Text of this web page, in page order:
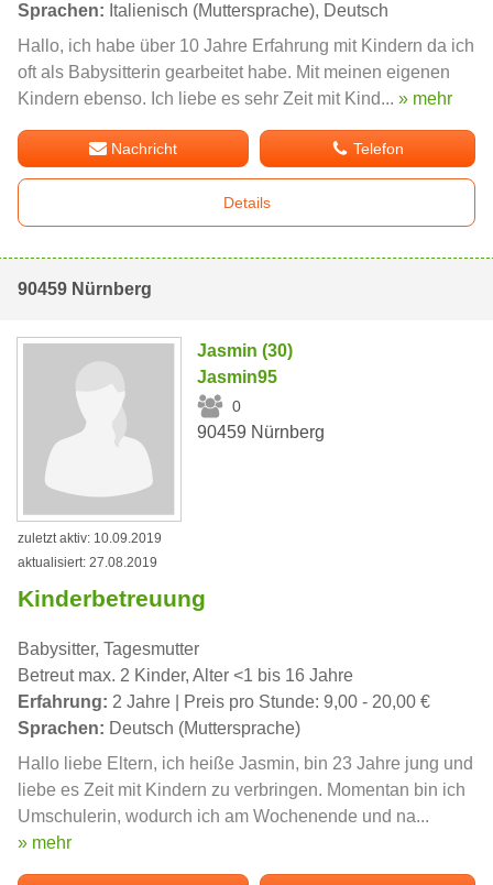
Sprachen: Italienisch (Muttersprache), Deutsch
Hallo, ich habe über 10 Jahre Erfahrung mit Kindern da ich
oft als Babysitterin gearbeitet habe. Mit meinen eigenen
Kindern ebenso. Ich liebe es sehr Zeit mit Kind... » mehr
Nachricht Telefon
Details
90459 Nürnberg
Jasmin (30)
Jasmin95
0
90459 Nürnberg
zuletzt aktiv: 10.09.2019
aktualisiert: 27.08.2019
Kinderbetreuung
Babysitter, Tagesmutter
Betreut max. 2 Kinder, Alter <1 bis 16 Jahre
Erfahrung: 2 Jahre | Preis pro Stunde: 9,00 - 20,00 €
Sprachen: Deutsch (Muttersprache)
Hallo liebe Eltern, ich heiße Jasmin, bin 23 Jahre jung und
liebe es Zeit mit Kindern zu verbringen. Momentan bin ich
Umschulerin, wodurch ich am Wochenende und na...
» mehr